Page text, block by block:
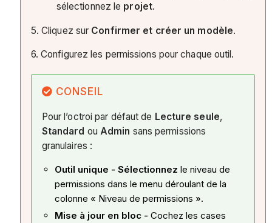
sélectionnez le projet.
5. Cliquez sur Confirmer et créer un modèle.
6. Configurez les permissions pour chaque outil.
CONSEIL
Pour l’octroi par défaut de Lecture seule,
Standard ou Admin sans permissions
granulaires :
Outil unique - Sélectionnez le niveau de
permissions dans le menu déroulant de la
colonne « Niveau de permissions ».
Mise à jour en bloc - Cochez les cases